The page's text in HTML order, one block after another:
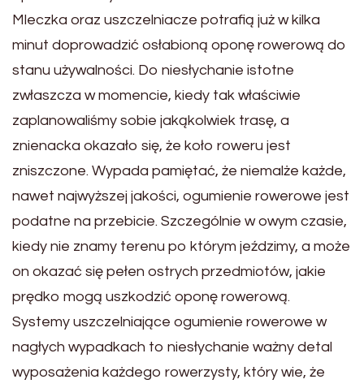
Mleczka oraz uszczelniacze potrafią już w kilka
minut doprowadzić osłabioną oponę rowerową do
stanu używalności. Do niesłychanie istotne
zwłaszcza w momencie, kiedy tak właściwie
zaplanowaliśmy sobie jakąkolwiek trasę, a
znienacka okazało się, że koło roweru jest
zniszczone. Wypada pamiętać, że niemalże każde,
nawet najwyższej jakości, ogumienie rowerowe jest
podatne na przebicie. Szczególnie w owym czasie,
kiedy nie znamy terenu po którym jeździmy, a może
on okazać się pełen ostrych przedmiotów, jakie
prędko mogą uszkodzić oponę rowerową.
Systemy uszczelniające ogumienie rowerowe w
nagłych wypadkach to niesłychanie ważny detal
wyposażenia każdego rowerzysty, który wie, że